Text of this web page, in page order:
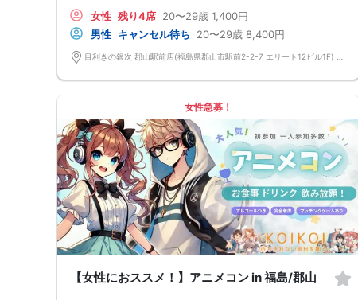
るように返却されるので安心です。
■最少催行人数
男女2対2
■中止判断タイミング
前日20時、または開催6時間前の時点で最少開催人数に満たない場合
→ お酒が飲めない方にはソフトドリンクも豊富にご用意しています！
女性 残り4席 20〜29歳 1,400円
男性 キャンセル待ち 20〜29歳 8,400円
女性急募！
【女性におススメ！】アニメコン in 福島/郡山